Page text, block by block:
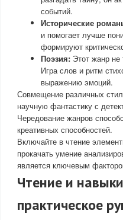
событий.
Исторические
и помогает лучше
формируют
Поэзия: Этот жанр не
Игра слов и ритм
выражению эмоций.
Совмещение различных
научную фантастику с
Чередование жанров
креативных способностей.
Включайте в чтение
прокачать умение
является ключевым
Чтение и
практическое